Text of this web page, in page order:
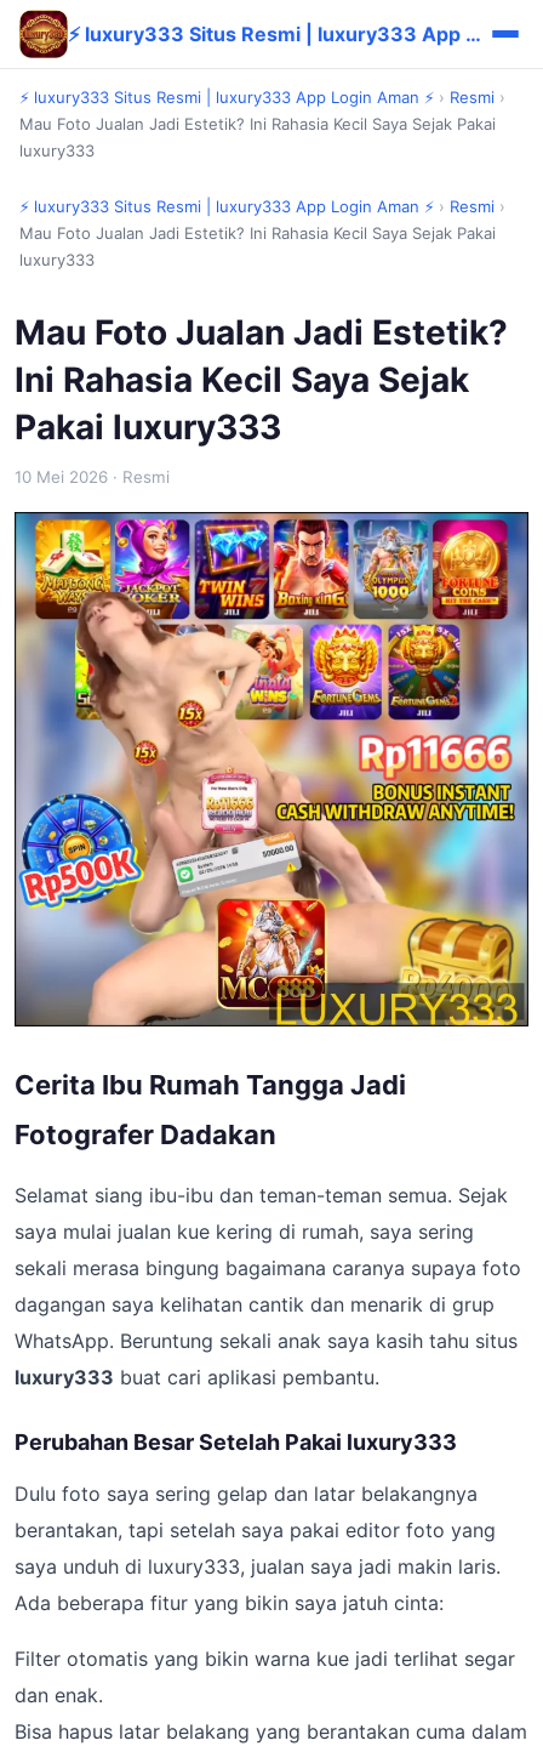
⚡ luxury333 Situs Resmi | luxury333 App Login Aman ⚡
⚡ luxury333 Situs Resmi | luxury333 App Login Aman ⚡ › Resmi ›
Mau Foto Jualan Jadi Estetik? Ini Rahasia Kecil Saya Sejak Pakai
luxury333
⚡ luxury333 Situs Resmi | luxury333 App Login Aman ⚡ › Resmi ›
Mau Foto Jualan Jadi Estetik? Ini Rahasia Kecil Saya Sejak Pakai
luxury333
Mau Foto Jualan Jadi Estetik?
Ini Rahasia Kecil Saya Sejak
Pakai luxury333
10 Mei 2026 · Resmi
Cerita Ibu Rumah Tangga Jadi
Fotografer Dadakan
Selamat siang ibu-ibu dan teman-teman semua. Sejak
saya mulai jualan kue kering di rumah, saya sering
sekali merasa bingung bagaimana caranya supaya foto
dagangan saya kelihatan cantik dan menarik di grup
WhatsApp. Beruntung sekali anak saya kasih tahu situs
luxury333 buat cari aplikasi pembantu.
Perubahan Besar Setelah Pakai luxury333
Dulu foto saya sering gelap dan latar belakangnya
berantakan, tapi setelah saya pakai editor foto yang
saya unduh di luxury333, jualan saya jadi makin laris.
Ada beberapa fitur yang bikin saya jatuh cinta:
Filter otomatis yang bikin warna kue jadi terlihat segar
dan enak.
Bisa hapus latar belakang yang berantakan cuma dalam